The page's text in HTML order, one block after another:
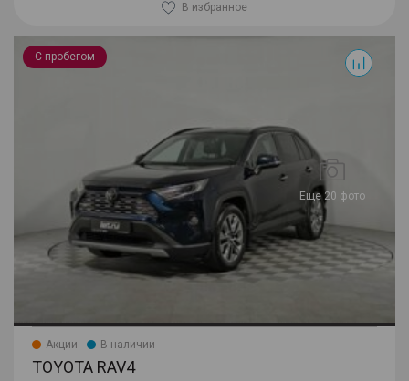
В избранное
С пробегом
Еще 20 фото
RAV4
Акции В наличии
TOYOTA RAV4